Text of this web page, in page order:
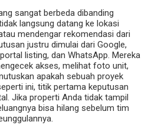
sangat berbeda dibanding
langsung datang ke lokasi
mendengar rekomendasi dari
justru dimulai dari Google,
listing, dan WhatsApp. Mereka
akses, melihat foto unit,
apakah sebuah proyek
ini, titik pertama keputusan
Jika properti Anda tidak tampil
bisa hilang sebelum tim